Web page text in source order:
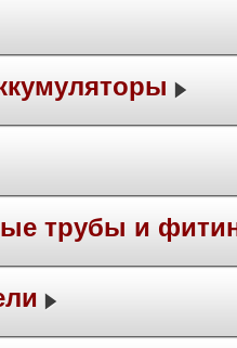
трубы и